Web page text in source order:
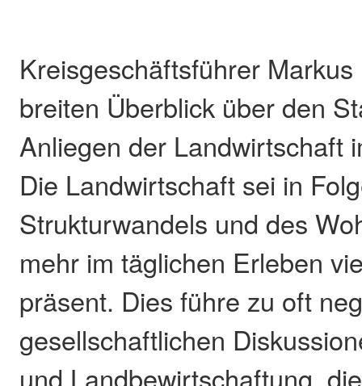
Kreisgeschäftsführer
breiten Überblick über den
Anliegen der Landwirtschaft
Die Landwirtschaft sei in
Strukturwandels und des
mehr im täglichen Erleben
präsent. Dies führe zu oft
gesellschaftlichen
und Landbewirtschaftung,